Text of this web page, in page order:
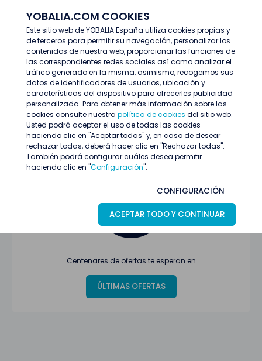
YOBALIA.COM COOKIES
Este sitio web de YOBALIA España utiliza cookies propias y
de terceros para permitir su navegación, personalizar los
contenidos de nuestra web, proporcionar las funciones de
las correspondientes redes sociales así como analizar el
tráfico generado en la misma, asimismo, recogemos sus
datos de identificadores de usuarios, ubicación y
características del dispositivo para ofrecerles publicidad
personalizada. Para obtener más información sobre las
cookies consulte nuestra política de cookies del sitio web.
Usted podrá aceptar el uso de todas las cookies
haciendo clic en "Aceptar todas" y, en caso de desear
rechazar todas, deberá hacer clic en "Rechazar todas".
También podrá configurar cuáles desea permitir
haciendo clic en "Configuración".
CONFIGURACIÓN
ACEPTAR TODO Y CONTINUAR
Últimas ofertas
Oferta no encontrada o ha finalizado su
proceso de selección
Centenares de ofertas te esperan en
ÚLTIMAS OFERTAS